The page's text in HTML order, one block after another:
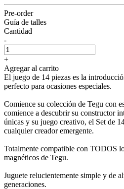
Pre-order
Guía de talles
Cantidad
-
+
Agregar al carrito
El juego de 14 piezas es la
perfecto para ocasiones especiales.
Comience su colección de Tegu con
comience a descubrir su constructor
únicas y su juego creativo, el Set de
cualquier creador emergente.
Totalmente compatible con TODOS
magnéticos de Tegu.
Juguete relucientemente simple y de
generaciones.